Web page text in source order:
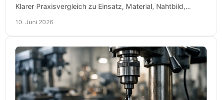
Klarer Praxisvergleich zu Einsatz, Material, Nahtbild,
10. Juni 2026